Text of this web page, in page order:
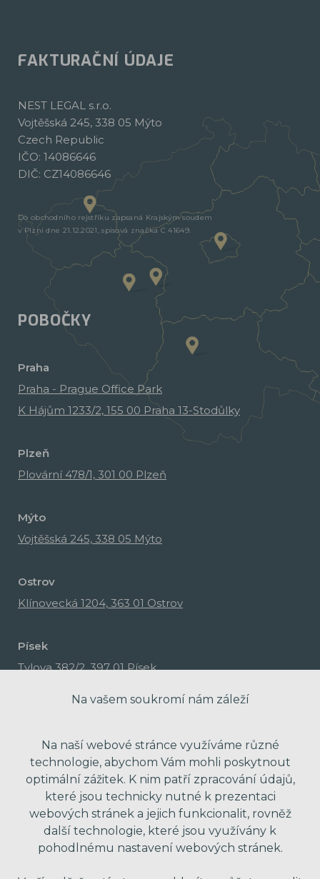
FAKTURAČNÍ ÚDAJE
NEST LEGAL s.r.o.
Vojtěšská 245, 338 05 Mýto
Czech Republic
IČO: 14086646
DIČ: CZ14086646
Do obchodního rejstříku zapsaná Krajským soudem
v Plzni dne 21.12.2021, spisová značka C 41649.
POBOČKY
Praha
Praha - Prague Office Park
K Hájům 1233/2, 155 00 Praha 13-Stodůlky
Plzeň
Plovární 478/1, 301 00 Plzeň
Mýto
Vojtěšská 245, 338 05 Mýto
Ostrov
Klínovecká 1204, 363 01 Ostrov
Písek
Tylova 382/2, 397 01 Písek
Na vašem soukromí nám záleží
Na naší webové stránce využíváme různé
technologie, abychom Vám mohli poskytnout
optimální zážitek. K nim patří zpracování údajů,
které jsou technicky nutné k prezentaci
webových stránek a jejich funkcionalit, rovněž
další technologie, které jsou využívány k
pohodlnému nastavení webových stránek.